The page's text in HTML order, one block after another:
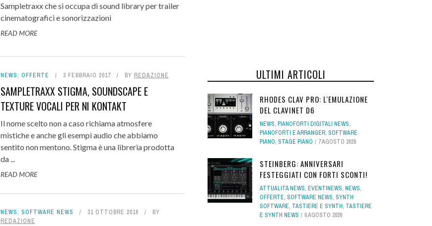
Sampletraxx che si occupa di sound library per trailer
cinematografici e sonorizzazioni
READ MORE
NEWS, OFFERTE 3 FEBBRAIO 2017 BY REDAZIONE
SAMPLETRAXX STIGMA, SOUNDSCAPE E
TEXTURE VOCALI PER NI KONTAKT
Il nome scelto non a caso richiama atmosfere
mistiche e anche gli esempi audio che abbiamo
sentito non mentono. Stigma è una libreria prodotta
da ...
READ MORE
NEWS, SOFTWARE NEWS 31 OTTOBRE 2016
BY
REDAZIONE
ULTIMI ARTICOLI
RHODES CLAV PRO: L'EMULAZIONE
DEL CLAVINET D6
NEWS, PIANOFORTI DIGITALI NEWS,
PIANOFORTI E ARRANGER, SOFTWARE
PIANO, STAGE PIANO 7 AGOSTO 2026
STEINBERG: ANNIVERSARI
FESTEGGIATI CON FORTI SCONTI!
ATTUALITÀ NEWS, EVENTINEWS, NEWS,
OFFERTE, SOFTWARE NEWS, SYNTH
SOFTWARE, TASTIERE E SYNTH, TASTIERE
E SYNTH NEWS
6 AGOSTO 2026